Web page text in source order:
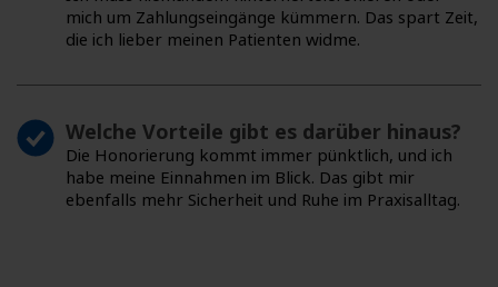
mich um Zahlungseingänge kümmern. Das spart Zeit,
die ich lieber meinen Patienten widme.
Welche Vorteile gibt es darüber hinaus?
Die Honorierung kommt immer pünktlich, und ich
habe meine Einnahmen im Blick. Das gibt mir
ebenfalls mehr Sicherheit und Ruhe im Praxisalltag.